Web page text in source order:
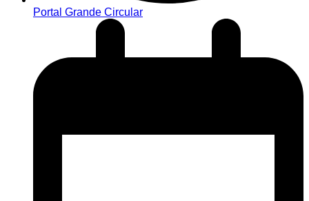
Portal Grande Circular